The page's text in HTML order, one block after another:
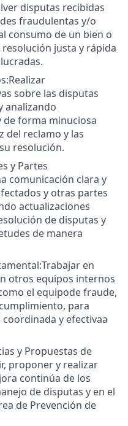
disputas recibidas
fraudulentas y/o
consumo de un bien o
justa y rápida
sobre las disputas
analizando
de forma minuciosa
del reclamo y las
resolución.
y Partes
comunicación clara y
y otras partes
actualizaciones
de disputas y
de manera
en
otros equipos internos
el equipode fraude,
para
y efectivaa
y Propuestas de
proponer y realizar
continúa de los
de disputas y en el
de Prevención de